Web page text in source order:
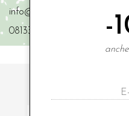
info@scaglionebimbi.com
0813331162
ISCRIVITI ALLA
-